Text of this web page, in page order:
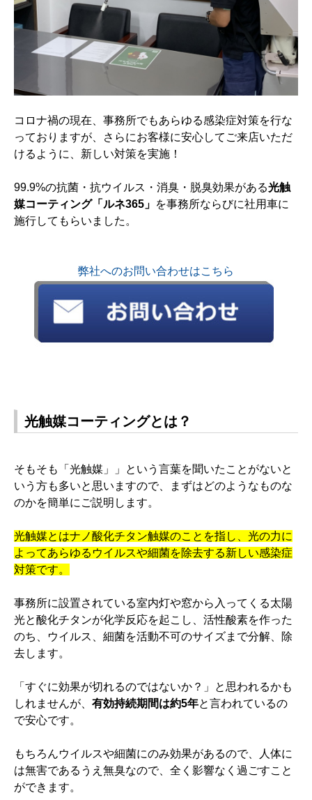
コロナ禍の現在、事務所でもあらゆる感染症対策を行な
っておりますが、さらにお客様に安心してご来店いただ
けるように、新しい対策を実施！
99.9%の抗菌・抗ウイルス・消臭・脱臭効果がある光触
媒コーティング「ルネ365」 を事務所ならびに社用車に
施行してもらいました。
弊社へのお問い合わせはこちら
光触媒コーティングとは？
そもそも「光触媒」」という言葉を聞いたことがないと
いう方も多いと思いますので、まずはどのようなものな
のかを簡単にご説明します。
光触媒とはナノ酸化チタン触媒のことを指し、光の力に
よってあらゆるウイルスや細菌を除去する新しい感染症
対策です。
事務所に設置されている室内灯や窓から入ってくる太陽
光と酸化チタンが化学反応を起こし、活性酸素を作った
のち、ウイルス、細菌を活動不可のサイズまで分解、除
去します。
「すぐに効果が切れるのではないか？」と思われるかも
しれませんが、 有効持続期間は約5年と言われているの
で安心です。
もちろんウイルスや細菌にのみ効果があるので、人体に
は無害であるうえ無臭なので、全く影響なく過ごすこと
ができます。